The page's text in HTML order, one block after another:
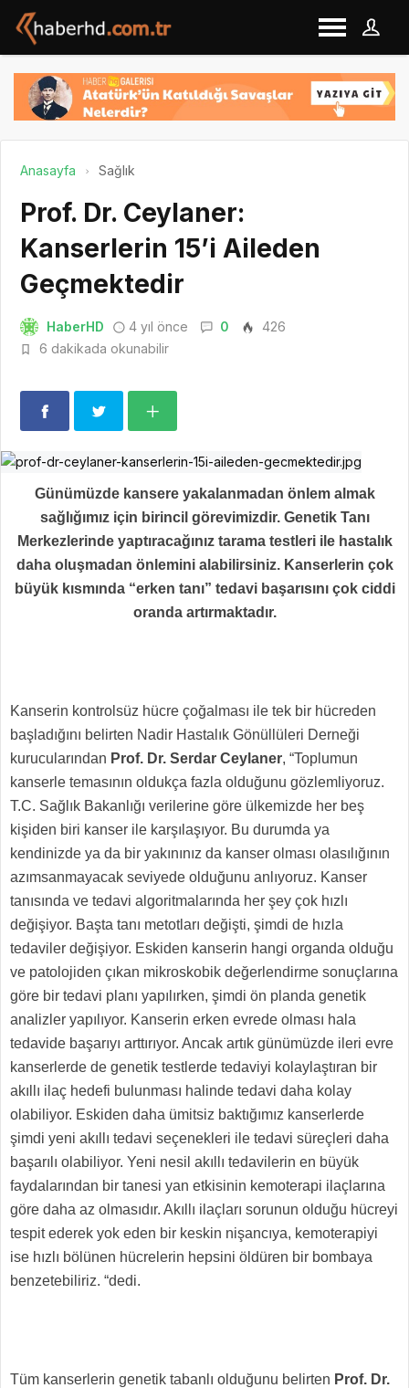
Anasayfa Sağlık
Prof. Dr. Ceylaner:
Kanserlerin 15’i Aileden
Geçmektedir
HaberHD 4 yıl önce 0
426
6 dakikada okunabilir
Günümüzde kansere yakalanmadan önlem almak
sağlığımız için birincil görevimizdir. Genetik Tanı
Merkezlerinde yaptıracağınız tarama testleri ile hastalık
daha oluşmadan önlemini alabilirsiniz. Kanserlerin çok
büyük kısmında “erken tanı” tedavi başarısını çok ciddi
oranda artırmaktadır.
Kanserin kontrolsüz hücre çoğalması ile tek bir hücreden
başladığını belirten Nadir Hastalık Gönüllüleri Derneği
kurucularından Prof. Dr. Serdar Ceylaner, “Toplumun
kanserle temasının oldukça fazla olduğunu gözlemliyoruz.
T.C. Sağlık Bakanlığı verilerine göre ülkemizde her beş
kişiden biri kanser ile karşılaşıyor. Bu durumda ya
kendinizde ya da bir yakınınız da kanser olması olasılığının
azımsanmayacak seviyede olduğunu anlıyoruz. Kanser
tanısında ve tedavi algoritmalarında her şey çok hızlı
değişiyor. Başta tanı metotları değişti, şimdi de hızla
tedaviler değişiyor. Eskiden kanserin hangi organda olduğu
ve patolojiden çıkan mikroskobik değerlendirme sonuçlarına
göre bir tedavi planı yapılırken, şimdi ön planda genetik
analizler yapılıyor. Kanserin erken evrede olması hala
tedavide başarıyı arttırıyor. Ancak artık günümüzde ileri evre
kanserlerde de genetik testlerde tedaviyi kolaylaştıran bir
akıllı ilaç hedefi bulunması halinde tedavi daha kolay
olabiliyor. Eskiden daha ümitsiz baktığımız kanserlerde
şimdi yeni akıllı tedavi seçenekleri ile tedavi süreçleri daha
başarılı olabiliyor. Yeni nesil akıllı tedavilerin en büyük
faydalarından bir tanesi yan etkisinin kemoterapi ilaçlarına
göre daha az olmasıdır. Akıllı ilaçları sorunun olduğu hücreyi
tespit ederek yok eden bir keskin nişancıya, kemoterapiyi
ise hızlı bölünen hücrelerin hepsini öldüren bir bombaya
benzetebiliriz. “dedi.
Tüm kanserlerin genetik tabanlı olduğunu belirten Prof. Dr.